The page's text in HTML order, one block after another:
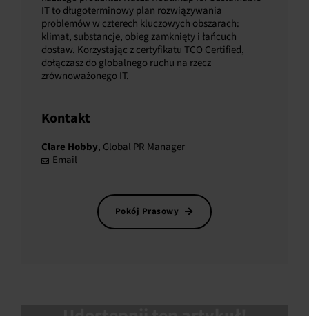
IT to długoterminowy plan rozwiązywania
problemów w czterech kluczowych obszarach:
klimat, substancje, obieg zamknięty i łańcuch
dostaw. Korzystając z certyfikatu TCO Certified,
dołączasz do globalnego ruchu na rzecz
zrównoważonego IT.
Kontakt
Clare Hobby, Global PR Manager
Email
Pokój Prasowy